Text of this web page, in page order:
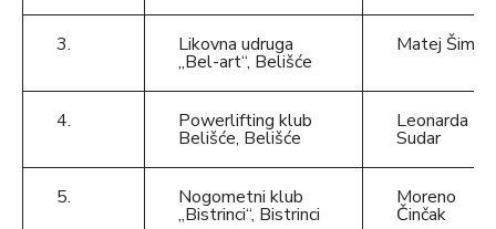
3. Likovna udruga
„Bel-art“, Belišće
Matej Šimić
4. Powerlifting klub
Belišće, Belišće
Leonarda
Sudar
5. Nogometni klub
„Bistrinci“, Bistrinci
Moreno
Činčak